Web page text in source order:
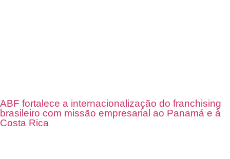
ABF fortalece a internacionalização do franchising
brasileiro com missão empresarial ao Panamá e à
Costa Rica